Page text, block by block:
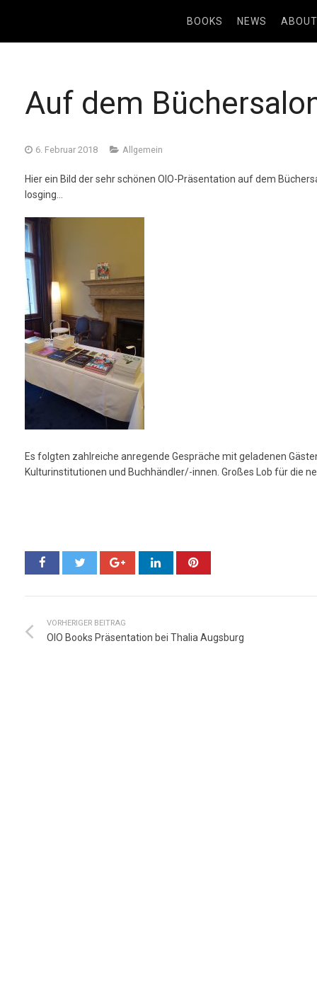
BOOKS NEWS ABOUT
Auf dem
6. Februar 2018 Allgemein
Hier ein Bild der sehr schönen OIO-Präsentation auf dem
losging…
Es folgten zahlreiche anregende Gespräche mit geladenen
Kulturinstitutionen und Buchhändler/-innen. Großes Lob für die
VORHERIGER BEITRAG
OIO Books Präsentation bei Thalia Augsburg